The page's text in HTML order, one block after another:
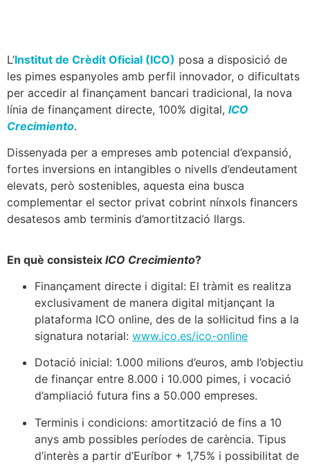
L’Institut de Crèdit Oficial (ICO) posa a disposició de
les pimes espanyoles amb perfil innovador, o dificultats
per accedir al finançament bancari tradicional, la nova
línia de finançament directe, 100% digital, ICO
Crecimiento.
Dissenyada per a empreses amb potencial d’expansió,
fortes inversions en intangibles o nivells d’endeutament
elevats, però sostenibles, aquesta eina busca
complementar el sector privat cobrint nínxols financers
desatesos amb terminis d’amortització llargs.
En què consisteix ICO Crecimiento?
Finançament directe i digital: El tràmit es realitza
exclusivament de manera digital mitjançant la
plataforma ICO online, des de la sol·licitud fins a la
signatura notarial: www.ico.es/ico-online
Dotació inicial: 1.000 milions d’euros, amb l’objectiu
de finançar entre 8.000 i 10.000 pimes, i vocació
d’ampliació futura fins a 50.000 empreses.
Terminis i condicions: amortització de fins a 10
anys amb possibles períodes de carència. Tipus
d’interès a partir d’Euríbor + 1,75% i possibilitat de